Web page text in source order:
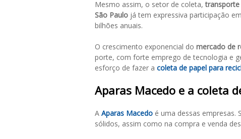
Mesmo assim, o setor de coleta,
São Paulo já tem expressiva participação
bilhões anuais.
O crescimento exponencial do mercado de
porte, com forte emprego de tecnologia e
esforço de fazer a coleta de papel para
Aparas Macedo e a coleta
A Aparas Macedo é uma dessas empresas.
sólidos, assim como na compra e venda